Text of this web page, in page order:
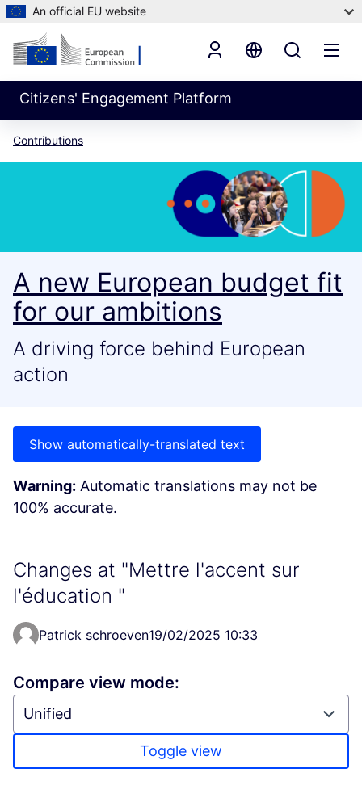
An official EU website
Citizens' Engagement Platform
Contributions
A new European budget fit
for our ambitions
A driving force behind European
action
Show automatically-translated text
Warning: Automatic translations may not be
100% accurate.
Changes at "Mettre l'accent sur
l'éducation "
Patrick schroeven19/02/2025 10:33
Compare view mode:
Toggle view